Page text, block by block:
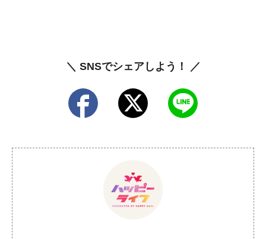
＼ SNSでシェアしよう！ ／